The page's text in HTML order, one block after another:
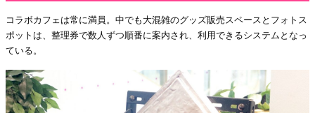
コラボカフェは常に満員。中でも大混雑のグッズ販売スペースとフォトス
ポットは、整理券で数人ずつ順番に案内され、利用できるシステムとなっ
ている。